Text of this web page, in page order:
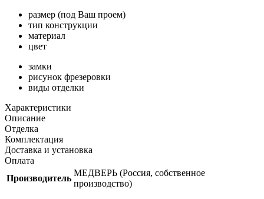
размер (под Ваш проем)
тип конструкции
материал
цвет
замки
рисунок фрезеровки
виды отделки
Характеристики
Описание
Отделка
Комплектация
Доставка и установка
Оплата
Производитель
МЕДВЕРЬ (Россия, собственное
производство)